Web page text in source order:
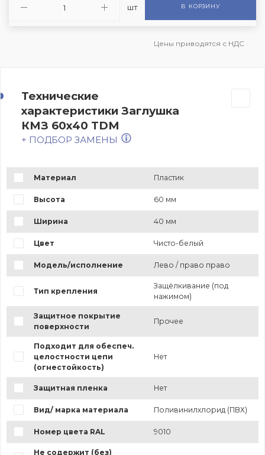
шт В КОРЗИНУ
Цены приводятся с НДС
Технические
характеристики Заглушка
КМЗ 60х40 TDM
+ ПОДБОР ЗАМЕНЫ
Материал Пластик
Высота 60 мм
Ширина 40 мм
Цвет Чисто-белый
Модель/исполнение Лево / право право
Тип крепления
Защёлкивание (под
нажимом)
Защитное покрытие
поверхности
Прочее
Подходит для обеспеч.
целостности цепи
(огнестойкость)
Нет
Защитная пленка Нет
Вид/ марка материала Поливинилхлорид (ПВХ)
Номер цвета RAL 9010
Не содержит (без)